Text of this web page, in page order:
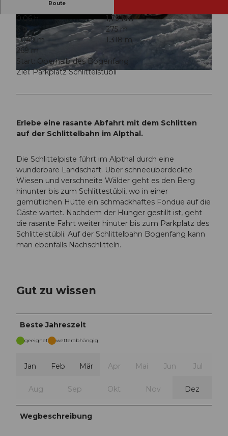
© Einsiedeln-Ybrig-Zürichsee
© Einsiedeln-Ybrig-Zürichsee © Einsiedeln-Ybrig-Zürichsee
Route
0:06 h
1,79 km
6 m
275 m
1.049 m
1.318 m
269 m
Start: Oberhalb des Bogenfang
Ziel: Parkplatz Schlittelstübli
Erlebe eine rasante Abfahrt mit dem Schlitten
auf der Schlittelbahn im Alpthal.
Die Schlittelpiste führt im Alpthal durch eine
wunderbare Landschaft. Über schneeüberdeckte
Wiesen und verschneite Wälder geht es den Berg
hinunter bis zum Schlittestübli, wo in einer
gemütlichen Hütte ein schmackhaftes Fondue auf die
Gäste wartet. Nachdem der Hunger gestillt ist, geht
die rasante Fahrt weiter hinuter bis zum Parkplatz des
Schlittelstübli. Auf der Schlittelbahn Bogenfang kann
man ebenfalls Nachschlitteln.
Gut zu wissen
Beste Jahreszeit
geeignet wetterabhängig
Jan Feb Mär Apr Mai Jun Jul
Aug Sep Okt Nov Dez
Wegbeschreibung